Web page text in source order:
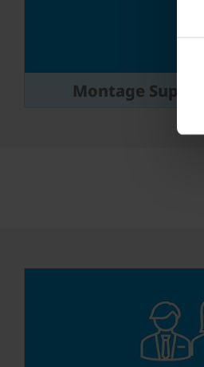
Montage Support